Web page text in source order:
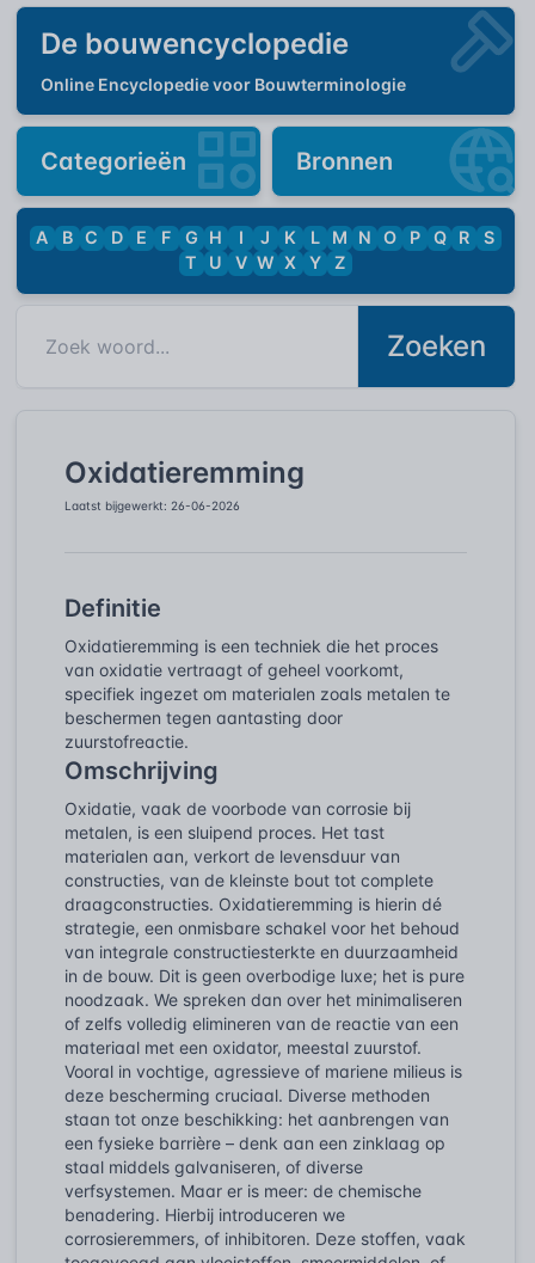
De bouwencyclopedie
Online Encyclopedie voor Bouwterminologie
Categorieën Bronnen
A B C D E F G H I J K L M N O P Q R
S
T
U V W X Y Z
Zoeken
Oxidatieremming
Laatst bijgewerkt: 26-06-2026
Definitie
Oxidatieremming is een techniek die het proces
van oxidatie vertraagt of geheel voorkomt,
specifiek ingezet om materialen zoals metalen te
beschermen tegen aantasting door
zuurstofreactie.
Omschrijving
Oxidatie, vaak de voorbode van corrosie bij
metalen, is een sluipend proces. Het tast
materialen aan, verkort de levensduur van
constructies, van de kleinste bout tot complete
draagconstructies. Oxidatieremming is hierin dé
strategie, een onmisbare schakel voor het behoud
van integrale constructiesterkte en duurzaamheid
in de bouw. Dit is geen overbodige luxe; het is pure
noodzaak. We spreken dan over het minimaliseren
of zelfs volledig elimineren van de reactie van een
materiaal met een oxidator, meestal zuurstof.
Vooral in vochtige, agressieve of mariene milieus is
deze bescherming cruciaal. Diverse methoden
staan tot onze beschikking: het aanbrengen van
een fysieke barrière – denk aan een zinklaag op
staal middels galvaniseren, of diverse
verfsystemen. Maar er is meer: de chemische
benadering. Hierbij introduceren we
corrosieremmers, of inhibitoren. Deze stoffen, vaak